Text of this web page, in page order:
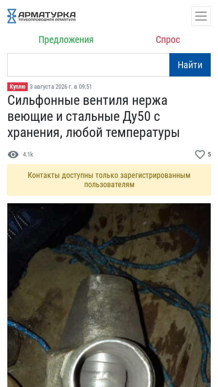
Предложения Спрос
Найти
Куплю 3 августа 2026 г. в 09:51
Сильфонные вентиля нержа​
веющие и стальные Ду50 с​
хранения, любой темпер​атуры
visibility 4.1k favorite_border 5
Контакты доступны только зарегистрированным
пользователям